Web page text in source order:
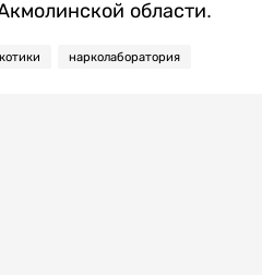
области.
нарколаборатория